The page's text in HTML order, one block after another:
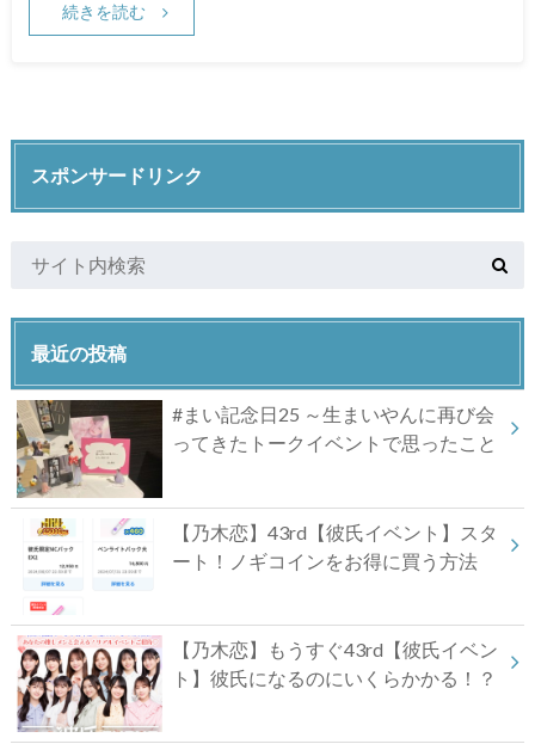
続きを読む
スポンサードリンク
最近の投稿
#まい記念日25 ～生まいやんに再び会
ってきたトークイベントで思ったこと
【乃木恋】43rd【彼氏イベント】スタ
ート！ノギコインをお得に買う方法
【乃木恋】もうすぐ43rd【彼氏イベン
ト】彼氏になるのにいくらかかる！？